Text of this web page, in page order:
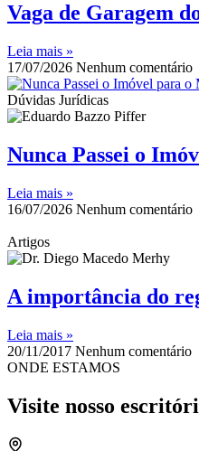
Vaga de Garagem
Leia mais »
17/07/2026 Nenhum comentário
Dúvidas Jurídicas
Nunca Passei o
Leia mais »
16/07/2026 Nenhum comentário
Artigos
A importância do
Leia mais »
20/11/2017 Nenhum comentário
ONDE ESTAMOS
Visite nosso